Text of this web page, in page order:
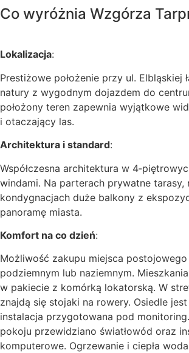
Co wyróżnia Wzgórza
Lokalizacja:
Prestiżowe położenie przy ul. Elbląskiej
natury z wygodnym dojazdem do
położony teren zapewnia wyjątkowe
i otaczający las.
Architektura i standard:
Współczesna architektura w
windami. Na parterach prywatne tarasy,
kondygnacjach duże balkony z
panoramę miasta.
Komfort na co dzień:
Możliwość zakupu miejsca
podziemnym lub naziemnym.
w pakiecie z komórką lokatorską. W
znajdą się stojaki na rowery. Osiedle
instalacja przygotowana pod
pokoju przewidziano światłowód oraz
komputerowe. Ogrzewanie i ciepła